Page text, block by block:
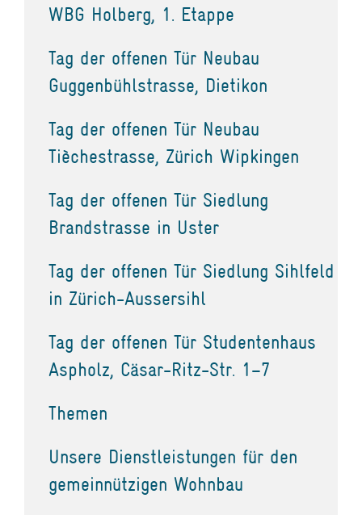
WBG Holberg, 1. Etappe
Tag der offenen Tür Neubau
Guggenbühlstrasse, Dietikon
Tag der offenen Tür Neubau
Tièchestrasse, Zürich Wipkingen
Tag der offenen Tür Siedlung
Brandstrasse in Uster
Tag der offenen Tür Siedlung Sihlfeld
in Zürich-Aussersihl
Tag der offenen Tür Studentenhaus
Aspholz, Cäsar-Ritz-Str. 1–7
Themen
Unsere Dienstleistungen für den
gemeinnützigen Wohnbau